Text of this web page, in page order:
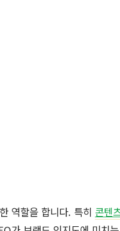
역할을 합니다. 특히 콘텐